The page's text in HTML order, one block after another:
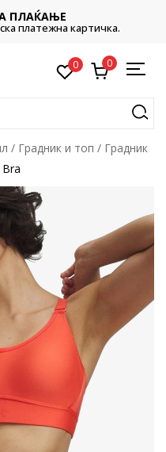
ПЛАЌАЊЕ
платежна картичка.
0 0
Градник и топ
Градник